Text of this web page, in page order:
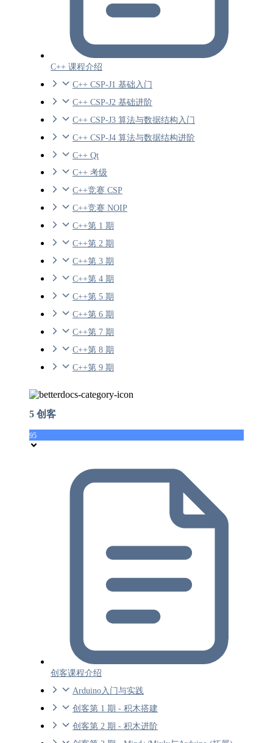
C++ 课程介绍
C++ CSP-J1 基础入门
C++ CSP-J2 基础进阶
C++ CSP-J3 算法与数据结构入门
C++ CSP-J4 算法与数据结构进阶
C++ Qt
C++ 考级
C++竞赛 CSP
C++竞赛 NOIP
C++第 1 期
C++第 2 期
C++第 3 期
C++第 4 期
C++第 5 期
C++第 6 期
C++第 7 期
C++第 8 期
C++第 9 期
5 创客
95
创客课程介绍
Arduino入门与实践
创客第 1 期 - 积木搭建
创客第 2 期 - 积木进阶